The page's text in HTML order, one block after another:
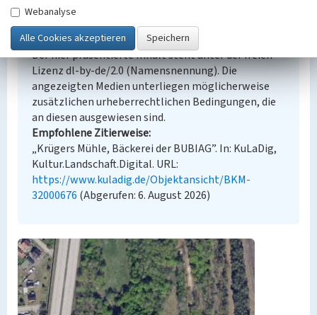
Empfohlene Zitierweise
Urheberrechtlicher Hinweis
Der hier präsentierte Inhalt steht unter der freien
Lizenz dl-by-de/2.0 (Namensnennung). Die
angezeigten Medien unterliegen möglicherweise
zusätzlichen urheberrechtlichen Bedingungen, die
an diesen ausgewiesen sind.
Empfohlene Zitierweise
„Krügers Mühle, Bäckerei der BUBIAG”. In: KuLaDig,
Kultur.Landschaft.Digital. URL:
https://www.kuladig.de/Objektansicht/BKM-
32000676 (Abgerufen: 6. August 2026)
Webanalyse